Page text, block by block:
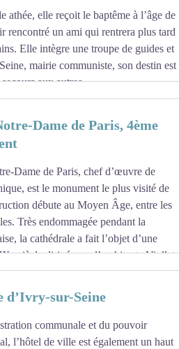
datent de cette époque.
transférée en 1790 de l’abbaye, où
écrite la légende de sa fabrication
Dame des Miracles aurait été épargnée
premiers maires de Saint-Maur. Le
athée, elle reçoit le baptême à l’âge de
rencontré un ami qui rentrera plus tard
Elle intègre une troupe de guides et
mairie communiste, son destin est
aux autres.
ses actions d’aide envers son
est de rencontrer et d’aider les
de cette laïque missionnaire déclarée
installer un musée dans sa maison
Dame de Paris, 4ème
Dame de Paris, chef d’œuvre de
est le monument le plus visité de
débute au Moyen Âge, entre les
Très endommagée pendant la
la cathédrale a fait l’objet d’une
siècle dirigée par l’architecte Viollet-
les tours, la flèche et les
Dame et tenter l’ascension des
la cathédrale renouvelle son
et d’un nouveau bourdon. Un
patrimoine pour lequel les travaux
d’Ivry-sur-Seine
communale et du pouvoir
l’hôtel de ville est également un haut